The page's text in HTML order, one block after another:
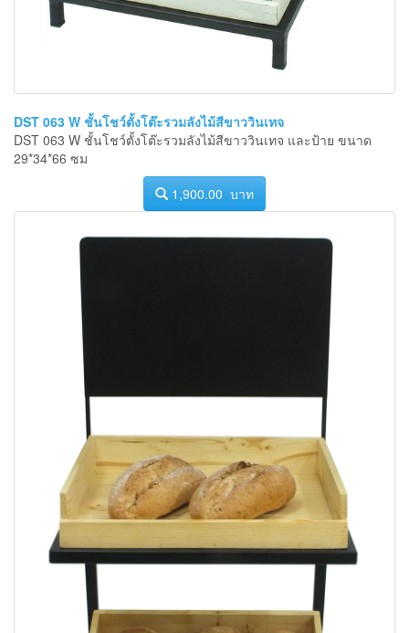
DST 063 W ชั้นโชว์ตั้งโต๊ะรวมลังไม้สีขาววินเทจ
DST 063 W ชั้นโชว์ตั้งโต๊ะรวมลังไม้สีขาววินเทจ และป้าย ขนาด
29*34*66 ซม
1,900.00 บาท